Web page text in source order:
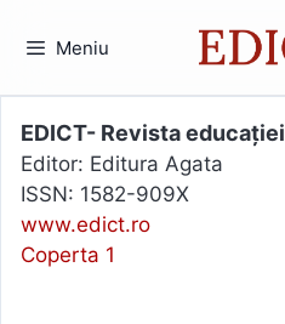
Meniu
EDICT- Revista educației
Editor: Editura Agata
ISSN: 1582-909X
www.edict.ro
Coperta 1